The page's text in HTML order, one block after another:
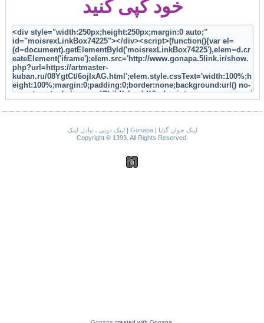
خود کپی کنید
لینک دونی ، تبادل لینک| Gonapa|
لینک خوان گناپا
Copyright © 1393. All Rights Reserved.